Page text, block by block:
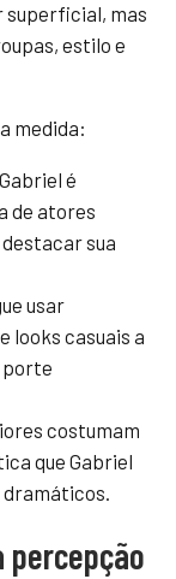
superficial, mas
estilo e
medida:
Gabriel é
de atores
sua
usar
looks casuais a
porte
costumam
que Gabriel
dramáticos.
percepção